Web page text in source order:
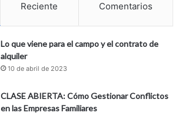
Reciente Comentarios
Lo que viene para el campo y el contrato de
alquiler
10 de abril de 2023
CLASE ABIERTA: Cómo Gestionar Conflictos
en las Empresas Familiares